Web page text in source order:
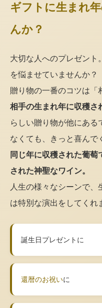
ギフトに生まれ
んか？
大切な人へのプレゼント
を悩ませていませんか？
贈り物の一番のコツは「
相手の生まれ年に収穫さ
らしい贈り物が他にある
なくても、きっと喜んで
同じ年に収穫された葡
された神聖なワイン。
人生の様々なシーンで
は特別な演出をしてくれ
誕生日プレゼントに
還暦のお祝いに